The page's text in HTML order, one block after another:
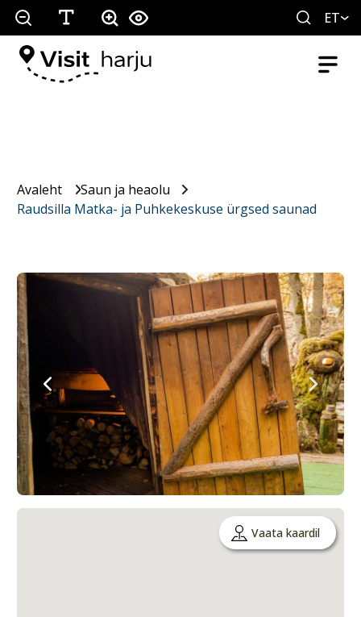
ET
Avaleht
Saun ja heaolu
Raudsilla Matka- ja Puhkekeskuse ürgsed saunad
Vaata kaardil